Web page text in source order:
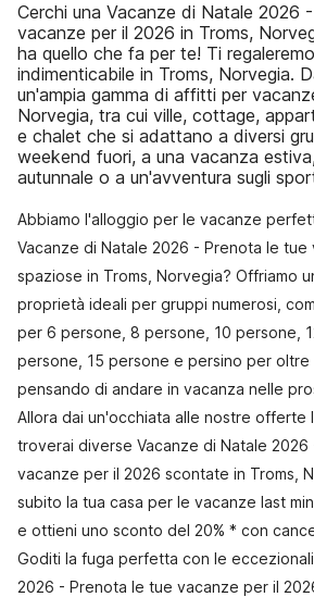
Cerchi una Vacanze di Natale 2026
vacanze per il 2026 in Troms,
ha quello che fa per te! Ti
indimenticabile in Troms, Norvegia.
un'ampia gamma di affitti per
Norvegia, tra cui ville, cottage,
e chalet che si adattano a diversi
weekend fuori, a una vacanza
autunnale o a un'avventura sugli
Abbiamo l'alloggio per le vacanze
Vacanze di Natale 2026 - Prenota le tue
spaziose in Troms, Norvegia? Offriamo
proprietà ideali per gruppi numerosi,
per 6 persone, 8 persone, 10 persone,
persone, 15 persone e persino per oltre
pensando di andare in vacanza nelle
Allora dai un'occhiata alle nostre offerte
troverai diverse Vacanze di Natale
vacanze per il 2026 scontate in Troms,
subito la tua casa per le vacanze last
e ottieni uno sconto del 20% * con
Goditi la fuga perfetta con le
2026 - Prenota le tue vacanze per il